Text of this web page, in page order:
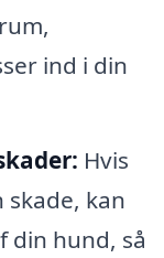
ind i din
Hvis
kan
din hund, så